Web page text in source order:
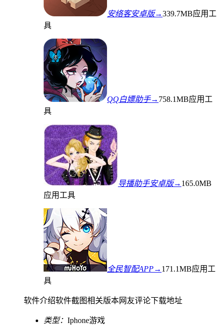
安络客安卓版→339.7MB应用工
具
QQ白嫖助手→ 758.1MB应用工
具
导播助手安卓版→ 165.0MB
应用工具
全民智配APP→ 171.1MB应用工
具
软件介绍软件截图相关版本网友评论下载地址
类型： Iphone游戏